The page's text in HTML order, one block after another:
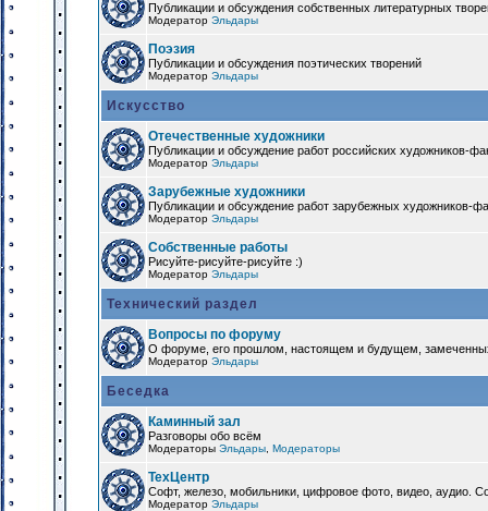
Публикации и обсуждения собственных литературных
Модератор Эльдары
Поэзия
Публикации и обсуждения поэтических творений
Модератор Эльдары
Искусство
Отечественные художники
Публикации и обсуждение работ российских художников-
Модератор Эльдары
Зарубежные художники
Публикации и обсуждение работ зарубежных художников-
Модератор Эльдары
Собственные работы
Рисуйте-рисуйте-рисуйте :)
Модератор Эльдары
Технический раздел
Вопросы по форуму
О форуме, его прошлом, настоящем и будущем,
Модератор Эльдары
Беседка
Каминный зал
Разговоры обо всём
Модераторы Эльдары Модераторы
ТехЦентр
Софт, железо, мобильники, цифровое фото, видео, аудио.
Модератор Эльдары